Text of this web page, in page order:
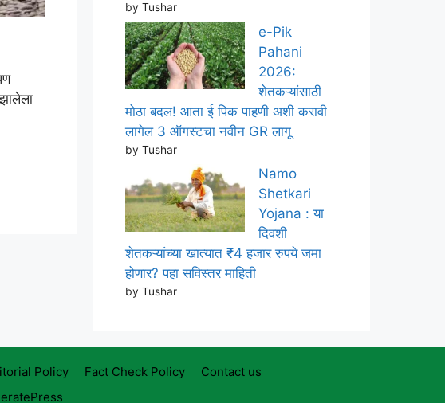
by Tushar
e-Pik
Pahani
2026:
शेतकऱ्यांसाठी
मोठा बदल! आता ई पिक पाहणी अशी करावी
लागेल 3 ऑगस्टचा नवीन GR लागू
by Tushar
Namo
Shetkari
Yojana : या
दिवशी
शेतकऱ्यांच्या खात्यात ₹4 हजार रुपये जमा
होणार? पहा सविस्तर माहिती
by Tushar
Policy Fact Check Policy
Contact us